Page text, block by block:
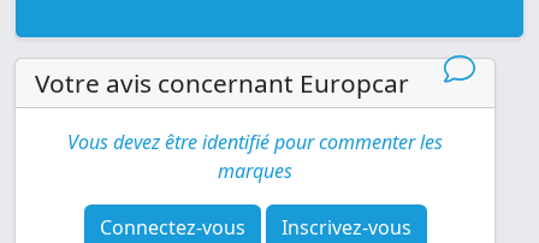
Votre avis concernant Europcar
Vous devez être identifié pour commenter les
marques
Connectez-vous Inscrivez-vous